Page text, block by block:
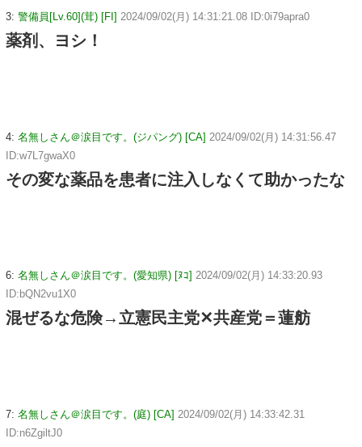
3: 警備員[Lv.60](茸) [FI] 2024/09/02(月) 14:31:21.08 ID:0i79apra0
薬剤、ヨシ！
4: 名無しさん＠涙目です。(ジパング) [CA] 2024/09/02(月) 14:31:56.47
ID:w7L7gwaX0
その変な薬品を患者に注入しなくて助かったな
6: 名無しさん＠涙目です。(愛知県) [ﾇｺ] 2024/09/02(月) 14:33:20.93
ID:bQN2vu1X0
混ぜるな危険→立憲民主党✕共産党＝蓮舫
7: 名無しさん＠涙目です。(庭) [CA] 2024/09/02(月) 14:33:42.31
ID:n6ZgiltJ0